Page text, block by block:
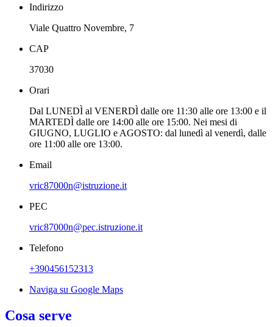
Indirizzo
Viale Quattro Novembre, 7
CAP
37030
Orari
Dal LUNEDÌ al VENERDÌ dalle ore 11:30 alle ore 13:00 e il
MARTEDÌ dalle ore 14:00 alle ore 15:00. Nei mesi di
GIUGNO, LUGLIO e AGOSTO: dal lunedì al venerdì, dalle
ore 11:00 alle ore 13:00.
Email
vric87000n@istruzione.it
PEC
vric87000n@pec.istruzione.it
Telefono
+390456152313
Naviga su Google Maps
Cosa serve